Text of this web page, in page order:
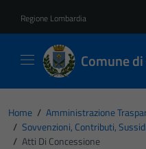
Regione Lombardia
Comune
Home / Amministrazione
/ Sovvenzioni, Contributi,
/ Atti Di Concessione